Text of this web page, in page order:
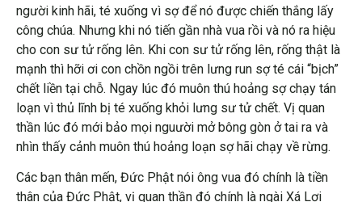
người kinh hãi, té xuống vì sợ để nó được chiến thắng lấy
công chúa. Nhưng khi nó tiến gần nhà vua rồi và nó ra hiệu
cho con sư tử rống lên. Khi con sư tử rống lên, rống thật là
mạnh thì hỡi ơi con chồn ngồi trên lưng run sợ té cái “bịch”
chết liền tại chỗ. Ngay lúc đó muôn thú hoảng sợ chạy tán
loạn vì thủ lĩnh bị té xuống khỏi lưng sư tử chết. Vị quan
thần lúc đó mới bảo mọi nguười mở bông gòn ở tai ra và
nhìn thấy cảnh muôn thú hoảng loạn sợ hãi chạy về rừng.
Các bạn thân mến, Đức Phật nói ông vua đó chính là tiền
thân của Đức Phật, vị quan thần đó chính là ngài Xá Lợi